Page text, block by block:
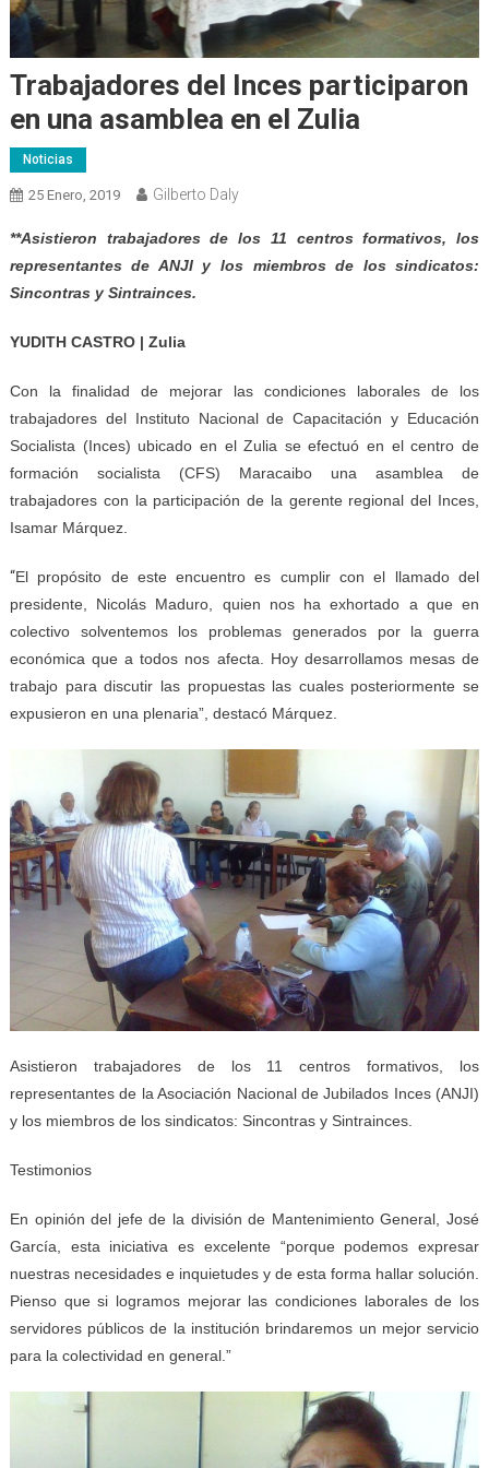
Trabajadores del Inces participaron
en una asamblea en el Zulia
Noticias
25 Enero, 2019 Gilberto Daly
**Asistieron trabajadores de los 11 centros formativos, los
representantes de ANJI y los miembros de los sindicatos:
Sincontras y Sintrainces.
YUDITH CASTRO | Zulia
Con la finalidad de mejorar las condiciones laborales de los
trabajadores del Instituto Nacional de Capacitación y Educación
Socialista (Inces) ubicado en el Zulia se efectuó en el centro de
formación socialista (CFS) Maracaibo una asamblea de
trabajadores con la participación de la gerente regional del Inces,
Isamar Márquez.
“El propósito de este encuentro es cumplir con el llamado del
presidente, Nicolás Maduro, quien nos ha exhortado a que en
colectivo solventemos los problemas generados por la guerra
económica que a todos nos afecta. Hoy desarrollamos mesas de
trabajo para discutir las propuestas las cuales posteriormente se
expusieron en una plenaria”, destacó Márquez.
Asistieron trabajadores de los 11 centros formativos, los
representantes de la Asociación Nacional de Jubilados Inces (ANJI)
y los miembros de los sindicatos: Sincontras y Sintrainces.
Testimonios
En opinión del jefe de la división de Mantenimiento General, José
García, esta iniciativa es excelente “porque podemos expresar
nuestras necesidades e inquietudes y de esta forma hallar solución.
Pienso que si logramos mejorar las condiciones laborales de los
servidores públicos de la institución brindaremos un mejor servicio
para la colectividad en general.”